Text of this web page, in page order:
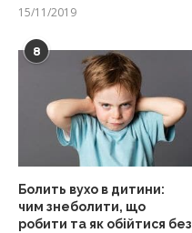
15/11/2019
8
Болить вухо в дитини:
чим знеболити, що
робити та як обійтися без